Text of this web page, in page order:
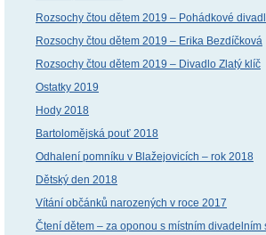
Rozsochy čtou dětem 2019 – Pohádkové
Rozsochy čtou dětem 2019 – Erika Bezdíčková
Rozsochy čtou dětem 2019 – Divadlo Zlatý klíč
Ostatky 2019
Hody 2018
Bartolomějská pouť 2018
Odhalení pomníku v Blažejovicích – rok 2018
Dětský den 2018
Vítání občánků narozených v roce 2017
Čtení dětem – za oponou s místním divadelním